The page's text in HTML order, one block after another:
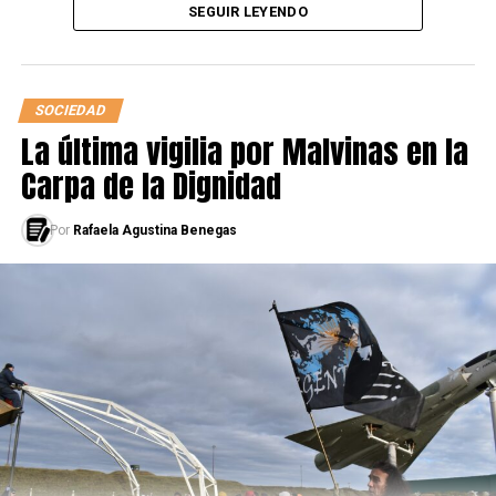
SEGUIR LEYENDO
SOCIEDAD
La última vigilia por Malvinas en la
Carpa de la Dignidad
Por Rafaela Agustina Benegas